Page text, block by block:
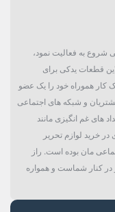
سال 1393 بصورت رسمی شروع به فعالیت نمود،
قطعات یدکی برای
هموراه خود را یک عضو
مشتریان و شبکه های اجتماعی
های غم انگیزی مانند
خرید لوازم تحریر
مان بوده است. راز
در کنار شماست و همواره